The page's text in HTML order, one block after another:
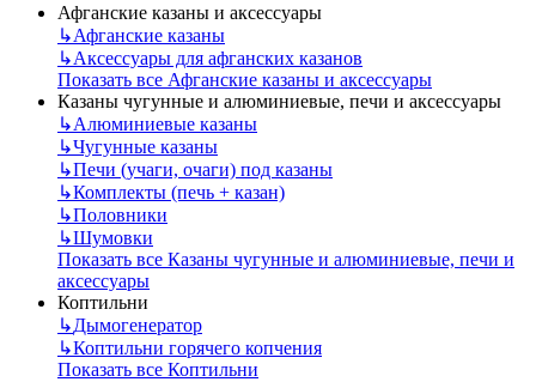
Афганские казаны и аксессуары
↳Афганские казаны
↳Аксессуары для афганских казанов
Показать все Афганские казаны и аксессуары
Казаны чугунные и алюминиевые, печи и аксессуары
↳Алюминиевые казаны
↳Чугунные казаны
↳Печи (учаги, очаги) под казаны
↳Комплекты (печь + казан)
↳Половники
↳Шумовки
Показать все Казаны чугунные и алюминиевые, печи и
аксессуары
Коптильни
↳Дымогенератор
↳Коптильни горячего копчения
Показать все Коптильни